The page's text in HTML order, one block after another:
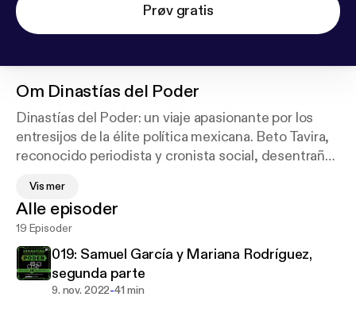
Prøv gratis
Om Dinastías del Poder
Dinastías del Poder: un viaje apasionante por los
entresijos de la élite política mexicana. Beto Tavira,
reconocido periodista y cronista social, desentraña
México. Desde matrimonios estratégicos hasta
escándalos mediáticos, este podcast revela cómo
el amor y el poder se entrelazan en las altas esferas.
Con una narrativa cautivadora, Tavira expone la
fusión única entre el mundo del espectáculo y la
política, desenmascarando las aspiraciones
Vis mer
Alle episoder
19 Episoder
019: Samuel García y Mariana Rodríguez,
segunda parte
9. nov. 2022-41 min